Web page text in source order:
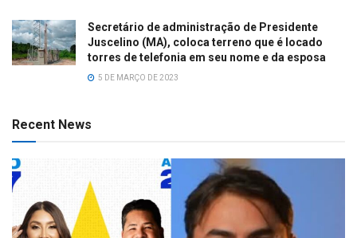
Secretário de administração de Presidente
Juscelino (MA), coloca terreno que é locado
torres de telefonia em seu nome e da esposa
5 DE MARÇO DE 2023
Recent News